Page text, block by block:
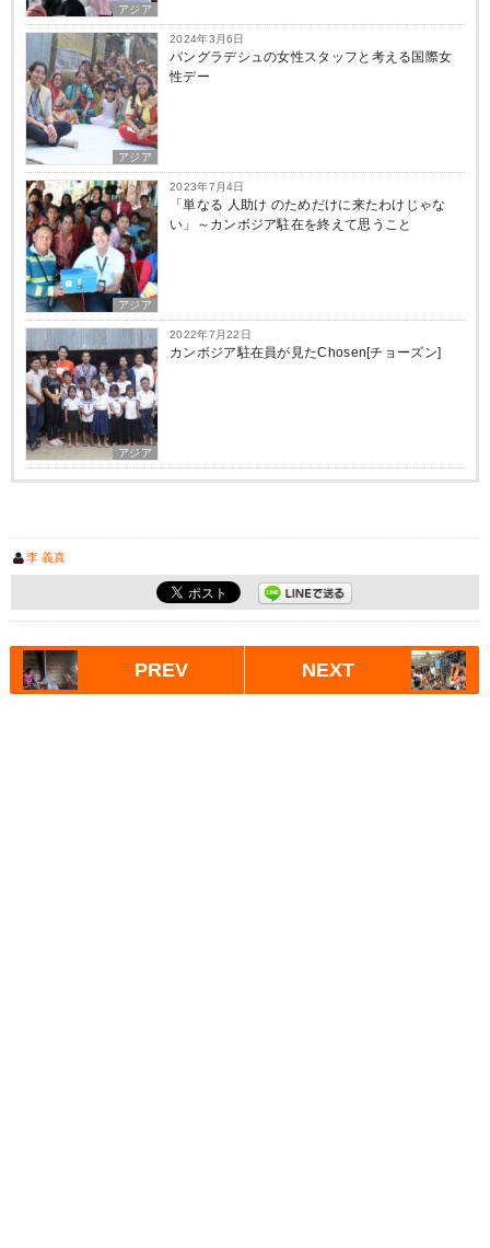
アジア
アジア
2024年3月6日
バングラデシュの女性スタッフと考える国際女
性デー
アジア
2023年7月4日
「単なる 人助け のためだけに来たわけじゃな
い」～カンボジア駐在を終えて思うこと
アジア
2022年7月22日
カンボジア駐在員が見たChosen[チョーズン]
李 義真
PREV NEXT